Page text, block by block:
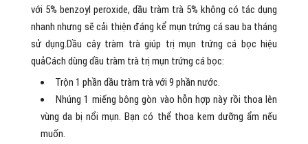
với 5% benzoyl peroxide, dầu tràm trà 5% không có tác dụng
nhanh nhưng sẽ cải thiện đáng kể mụn trứng cá sau ba tháng
sử dụng.Dầu cây tràm trà giúp trị mụn trứng cá bọc hiệu
quảCách dùng dầu tràm trà trị mụn trứng cá bọc:
Trộn 1 phần dầu tràm trà với 9 phần nước.
Nhúng 1 miếng bông gòn vào hỗn hợp này rồi thoa lên
vùng da bị nổi mụn. Bạn có thể thoa kem dưỡng ẩm nếu
muốn.